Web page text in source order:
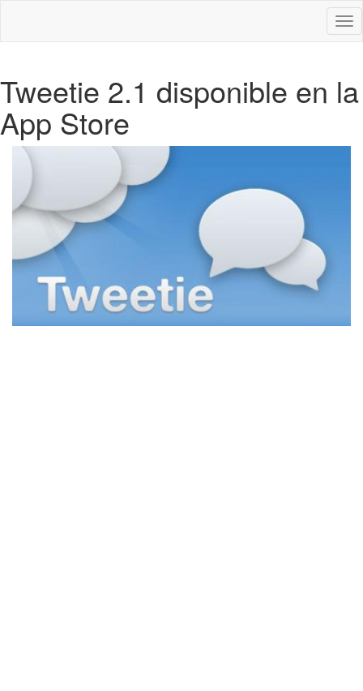
Tweetie 2.1 disponible en la
App Store